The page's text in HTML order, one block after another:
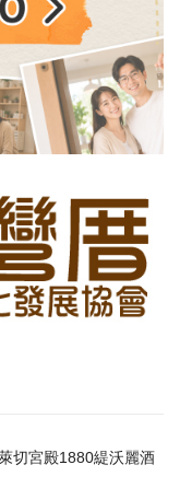
切宮殿1880緹沃麗酒